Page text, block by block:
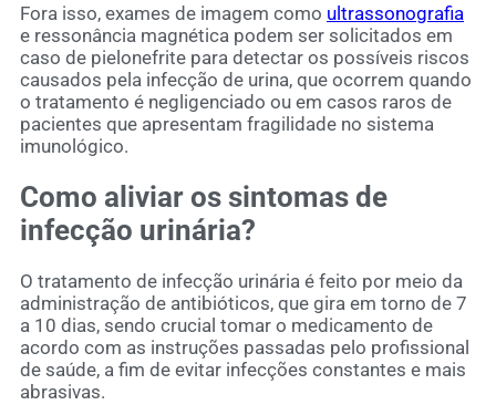
Fora isso, exames de imagem como ultrassonografia
e ressonância magnética podem ser solicitados em
caso de pielonefrite para detectar os possíveis riscos
causados pela infecção de urina, que ocorrem quando
o tratamento é negligenciado ou em casos raros de
pacientes que apresentam fragilidade no sistema
imunológico.
Como aliviar os sintomas de
infecção urinária?
O tratamento de infecção urinária é feito por meio da
administração de antibióticos, que gira em torno de 7
a 10 dias, sendo crucial tomar o medicamento de
acordo com as instruções passadas pelo profissional
de saúde, a fim de evitar infecções constantes e mais
abrasivas.